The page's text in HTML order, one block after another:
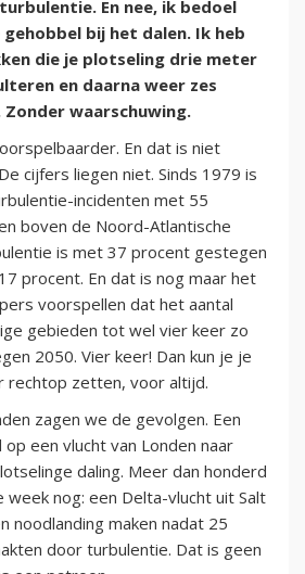
En nee, ik bedoel
bij het dalen. Ik heb
die je plotseling drie meter
en daarna weer zes
Zonder waarschuwing.
En dat is niet
cijfers liegen niet. Sinds 1979 is
incidenten met 55
boven de Noord-Atlantische
is met 37 procent gestegen
procent. En dat is nog maar het
voorspellen dat het aantal
gebieden tot wel vier keer zo
2050. Vier keer! Dan kun je je
zetten, voor altijd.
zagen we de gevolgen. Een
een vlucht van Londen naar
daling. Meer dan honderd
week nog: een Delta-vlucht uit Salt
noodlanding maken nadat 25
door turbulentie. Dat is geen